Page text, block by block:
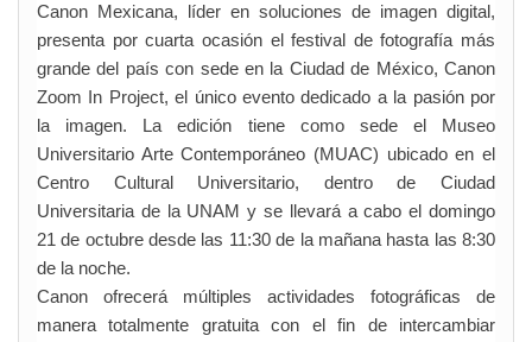
Canon Mexicana, líder en soluciones de imagen digital,
presenta por cuarta ocasión el festival de fotografía más
grande del país con sede en la Ciudad de México, Canon
Zoom In Project, el único evento dedicado a la pasión por
la imagen. La edición tiene como sede el Museo
Universitario Arte Contemporáneo (MUAC) ubicado en el
Centro Cultural Universitario, dentro de Ciudad
Universitaria de la UNAM y se llevará a cabo el domingo
21 de octubre desde las 11:30 de la mañana hasta las 8:30
de la noche.
Canon ofrecerá múltiples actividades fotográficas de
manera totalmente gratuita con el fin de intercambiar